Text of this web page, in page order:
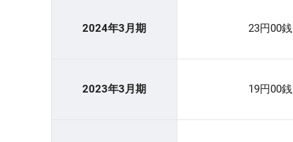
2024年3月期 23円00銭
2023年3月期 19円00銭